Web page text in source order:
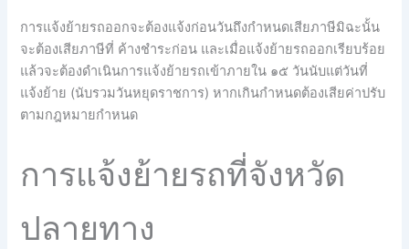
การแจ้งย้ายรถออกจะต้องแจ้งก่อนวันถึงกำหนดเสียภาษีมิฉะนั้น
จะต้องเสียภาษีที่ ค้างชำระก่อน และเมื่อแจ้งย้ายรถออกเรียบร้อย
แล้วจะต้องดำเนินการแจ้งย้ายรถเข้าภายใน ๑๕ วันนับแต่วันที่
แจ้งย้าย (นับรวมวันหยุดราชการ) หากเกินกำหนดต้องเสียค่าปรับ
ตามกฎหมายกำหนด
การแจ้งย้ายรถที่จังหวัด
ปลายทาง